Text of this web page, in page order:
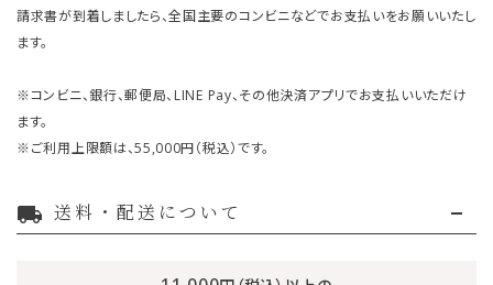
請求書が到着しましたら、全国主要のコンビニなどでお支払いをお願いいたし
ます。
※コンビニ、銀行、郵便局、LINE Pay、その他決済アプリでお支払いいただけ
ます。
※ご利用上限額は、55,000円（税込）です。
local_shipping 送料・配送について